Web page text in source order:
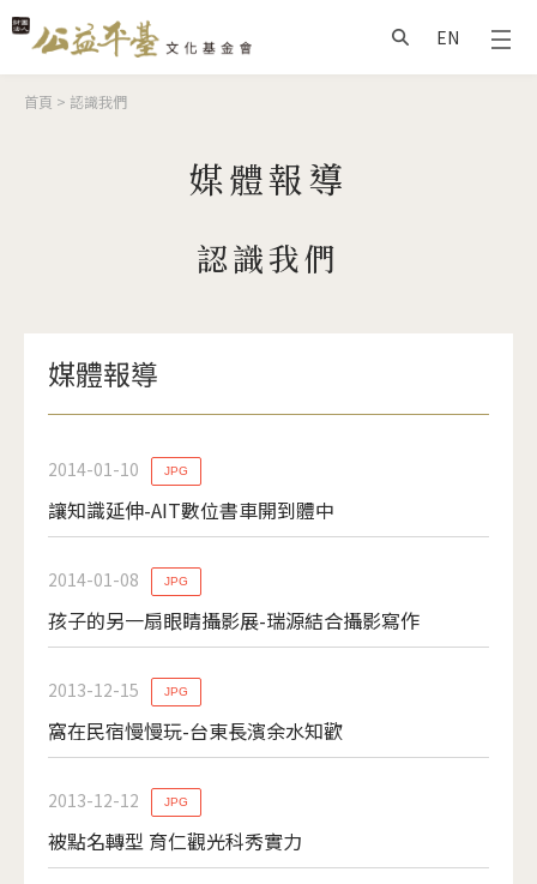
搜尋
EN
您在這裡
首頁 > 認識我們
媒體報導
認識我們
媒體報導
2014-01-10
讓知識延伸-AIT數位書車開到體中
JPG
2014-01-08
孩子的另一扇眼睛攝影展-瑞源結合攝影寫作
JPG
2013-12-15
窩在民宿慢慢玩-台東長濱余水知歡
JPG
2013-12-12
被點名轉型 育仁觀光科秀實力
JPG